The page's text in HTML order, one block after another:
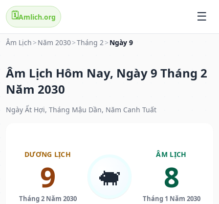
🗓️Amlich.org
Âm Lịch > Năm 2030>Tháng 2> Ngày 9
Âm Lịch Hôm Nay, Ngày 9 Tháng 2
Năm 2030
Ngày Ất Hợi, Tháng Mậu Dần, Năm Canh Tuất
DƯƠNG LỊCH
9
Tháng 2 Năm 2030
🐖
ÂM LỊCH
8
Tháng 1 Năm 2030